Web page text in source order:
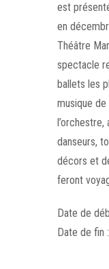
est
en
Théâtre
spectacle
ballets les
musique
danseurs,
décors et
feront
Date de
Date de fin